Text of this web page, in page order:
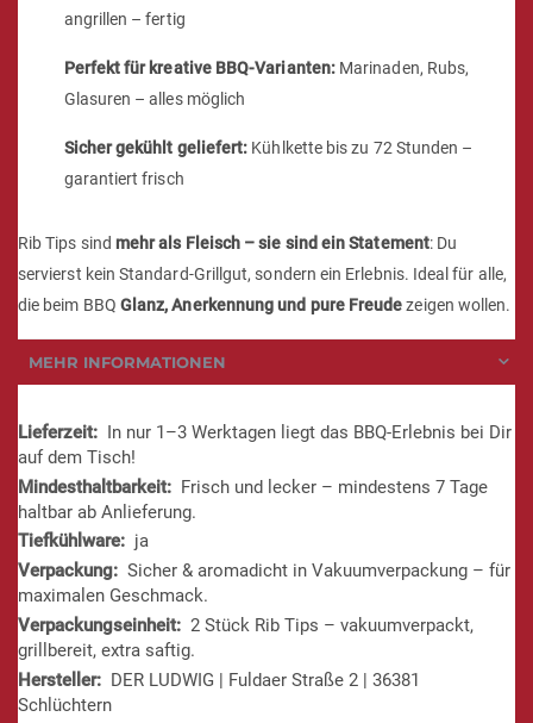
angrillen – fertig
Perfekt für kreative BBQ-Varianten:Marinaden, Rubs,
Glasuren – alles möglich
Sicher gekühlt geliefert: Kühlkette bis zu 72 Stunden –
garantiert frisch
Rib Tips sind mehr als Fleisch – sie sind ein Statement: Du
servierst kein Standard-Grillgut, sondern ein Erlebnis. Ideal für alle,
die beim BBQ Glanz, Anerkennung und pure Freudezeigen wollen.
MEHR INFORMATIONEN
Mehr
Informationen
In nur 1–3 Werktagen liegt das BBQ-Erlebnis bei Dir
auf dem Tisch!
Frisch und lecker – mindestens 7 Tage
haltbar ab Anlieferung.
ja
Sicher & aromadicht in Vakuumverpackung – für
maximalen Geschmack.
2 Stück Rib Tips – vakuumverpackt,
grillbereit, extra saftig.
DER LUDWIG | Fuldaer Straße 2 | 36381
Schlüchtern